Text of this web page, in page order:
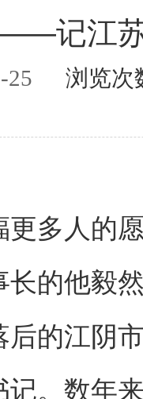
记江苏
25 浏览次
人的愿
长的他毅
后的江阴
。数年